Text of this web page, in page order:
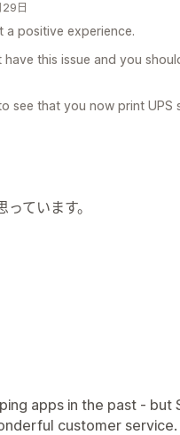
日
a positive experience.
this issue and you
see that you now print UPS
ています。
apps in the past - but
customer service.